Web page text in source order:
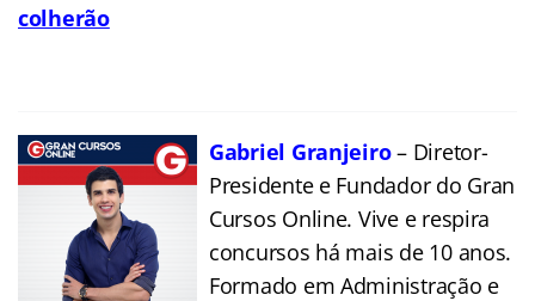
colherão
Gabriel Granjeiro– Diretor-
Presidente e Fundador do Gran
Cursos Online. Vive e respira
concursos há mais de 10 anos.
Formado em Administração e